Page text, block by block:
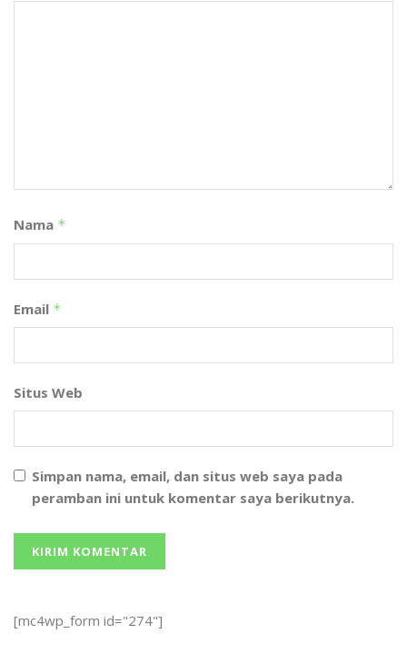
Nama *
Email *
Situs Web
Simpan nama, email, dan situs web saya pada
peramban ini untuk komentar saya berikutnya.
[mc4wp_form id="274"]